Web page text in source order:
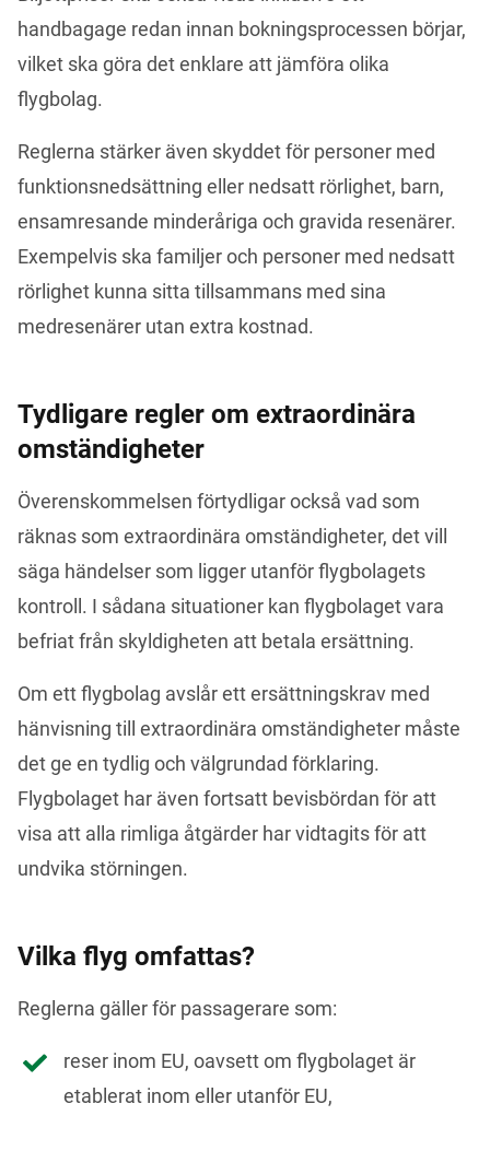
handbagage redan innan bokningsprocessen börjar,
vilket ska göra det enklare att jämföra olika
flygbolag.
Reglerna stärker även skyddet för personer med
funktionsnedsättning eller nedsatt rörlighet, barn,
ensamresande minderåriga och gravida resenärer.
Exempelvis ska familjer och personer med nedsatt
rörlighet kunna sitta tillsammans med sina
medresenärer utan extra kostnad.
Tydligare regler om extraordinära
omständigheter
Överenskommelsen förtydligar också vad som
räknas som extraordinära omständigheter, det vill
säga händelser som ligger utanför flygbolagets
kontroll. I sådana situationer kan flygbolaget vara
befriat från skyldigheten att betala ersättning.
Om ett flygbolag avslår ett ersättningskrav med
hänvisning till extraordinära omständigheter måste
det ge en tydlig och välgrundad förklaring.
Flygbolaget har även fortsatt bevisbördan för att
visa att alla rimliga åtgärder har vidtagits för att
undvika störningen.
Vilka flyg omfattas?
Reglerna gäller för passagerare som:
reser inom EU, oavsett om flygbolaget är
etablerat inom eller utanför EU,